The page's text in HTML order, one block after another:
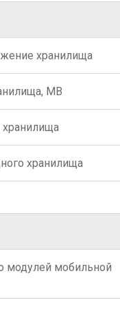
хранилища
MB
хранилища
хранилища
модулей мобильной